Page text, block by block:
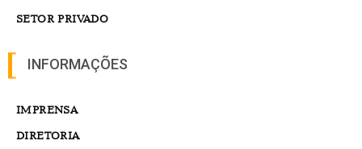
SETOR PRIVADO
INFORMAÇÕES
IMPRENSA
DIRETORIA